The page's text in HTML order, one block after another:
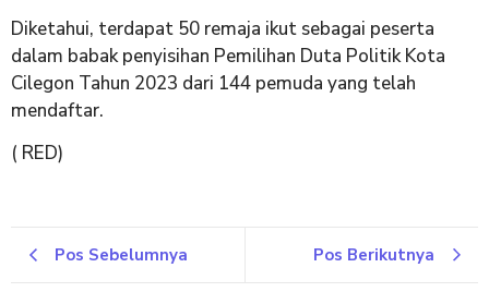
Diketahui, terdapat 50 remaja ikut sebagai peserta
dalam babak penyisihan Pemilihan Duta Politik Kota
Cilegon Tahun 2023 dari 144 pemuda yang telah
mendaftar.
( RED)
Pos Sebelumnya Pos Berikutnya